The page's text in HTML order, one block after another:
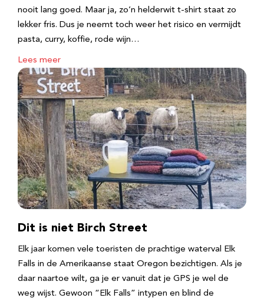
nooit lang goed. Maar ja, zo’n helderwit t-shirt staat zo
lekker fris. Dus je neemt toch weer het risico en vermijdt
pasta, curry, koffie, rode wijn…
Lees meer
Dit is niet Birch Street
Elk jaar komen vele toeristen de prachtige waterval Elk
Falls in de Amerikaanse staat Oregon bezichtigen. Als je
daar naartoe wilt, ga je er vanuit dat je GPS je wel de
weg wijst. Gewoon “Elk Falls” intypen en blind de